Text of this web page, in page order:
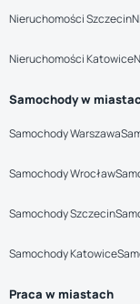
Nieruchomości Szczecin
Nieruchomości Katowice
Samochody w
Samochody Warszawa
Samochody Wrocław
Samochody Szczecin
Samochody Katowice
Praca w miastach